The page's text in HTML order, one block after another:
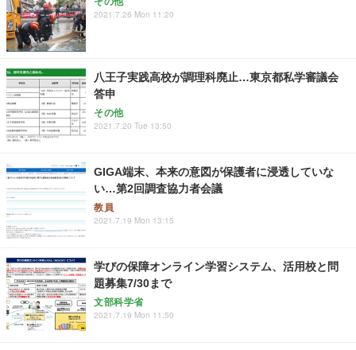
2021.7.26 Mon 11:20
八王子実践高校が調理科廃止…東京都私学審議会
答申
その他
2021.7.20 Tue 13:50
GIGA端末、本来の意図が保護者に浸透していな
い…第2回調査協力者会議
教員
2021.7.19 Mon 13:15
学びの保障オンライン学習システム、活用校と問
題募集7/30まで
文部科学省
2021.7.19 Mon 11:50